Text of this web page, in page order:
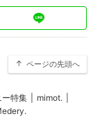
ページの先頭へ
ー特集 mimot.